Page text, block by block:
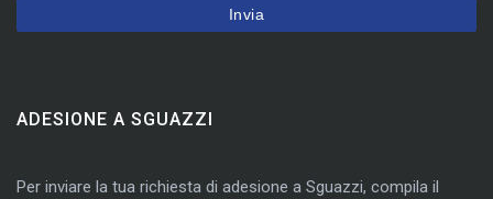
ADESIONE A SGUAZZI
Per inviare la tua richiesta di adesione a Sguazzi, compila il